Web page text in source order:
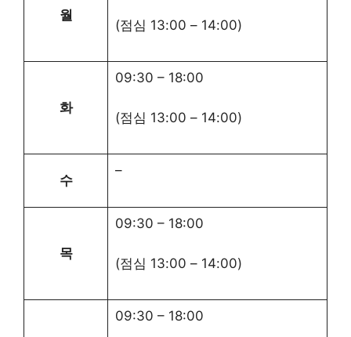
월
(점심 13:00 – 14:00)
화
09:30 – 18:00
(점심 13:00 – 14:00)
수
–
목
09:30 – 18:00
(점심 13:00 – 14:00)
09:30 – 18:00